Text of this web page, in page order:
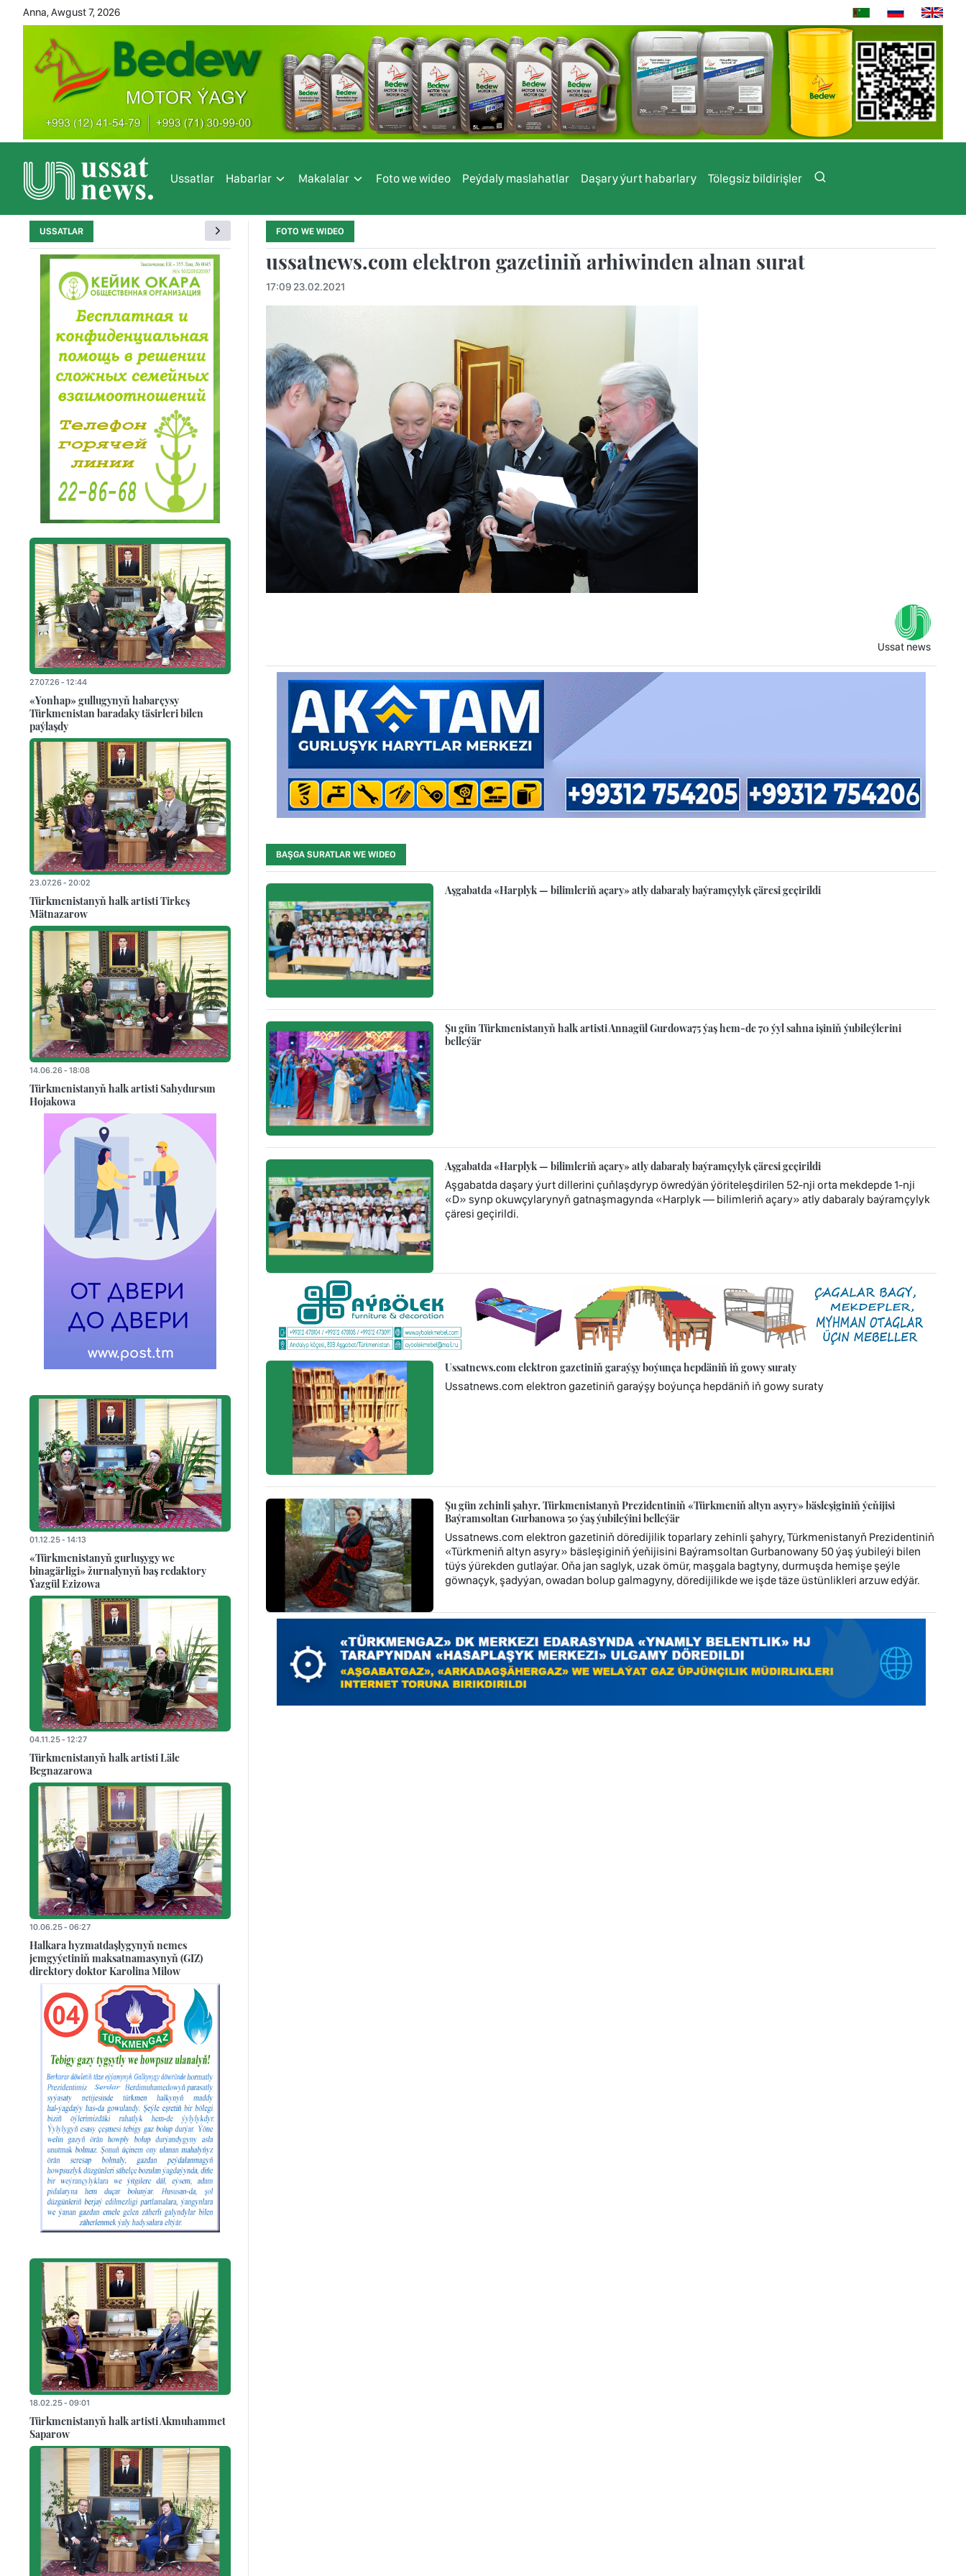
Anna, Awgust 7, 2026
Ussatlar Habarlar Makalalar Foto we wideo Peýdaly maslahatlar Daşary ýurt habarlary Tölegsiz bildirişler
FOTO WE WIDEO
ussatnews.com elektron gazetiniň arhiwinden alnan surat
17:09 23.02.2021
Ussat news
BAŞGA SURATLAR WE WIDEO
Aşgabatda «Harplyk — bilimleriň açary» atly dabaraly baýramçylyk çäresi geçirildi
Şu gün Türkmenistanyň halk artisti Annagül Gurdowa75 ýaş hem-de 70 ýyl sahna işiniň ýubileýlerini
belleýär
Aşgabatda «Harplyk — bilimleriň açary» atly dabaraly baýramçylyk çäresi geçirildi
Aşgabatda daşary ýurt dillerini çuňlaşdyryp öwredýän ýöriteleşdirilen 52-nji orta mekdepde 1-nji
«D» synp okuwçylarynyň gatnaşmagynda «Harplyk — bilimleriň açary» atly dabaraly baýramçylyk
çäresi geçirildi.
Ussatnews.com elektron gazetiniň garaýşy boýunça hepdäniň iň gowy suraty
Ussatnews.com elektron gazetiniň garaýşy boýunça hepdäniň iň gowy suraty
Şu gün zehinli şahyr, Türkmenistanyň Prezidentiniň «Türkmeniň altyn asyry» bäsleşiginiň ýeňijisi
Baýramsoltan Gurbanowa 50 ýaş ýubileýini belleýär
Ussatnews.com elektron gazetiniň döredijilik toparlary zehinli şahyry, Türkmenistanyň Prezidentiniň
«Türkmeniň altyn asyry» bäsleşiginiň ýeňijisini Baýramsoltan Gurbanowany 50 ýaş ýubileýi bilen
tüýs ýürekden gutlaýar. Oňa jan saglyk, uzak ömür, maşgala bagtyny, durmuşda hemişe şeýle
göwnaçyk, şadyýan, owadan bolup galmagyny, döredijilikde we işde täze üstünlikleri arzuw edýär.
USSATLAR
27.07.26 - 12:44
«Yonhap» gullugynyň habarçysy
Türkmenistan baradaky täsirleri bilen
paýlaşdy
23.07.26 - 20:02
Türkmenistanyň halk artisti Tirkeş
Mätnazarow
14.06.26 - 18:08
Türkmenistanyň halk artisti Sahydursun
Hojakowa
01.12.25 - 14:13
«Türkmenistanyň gurluşygy we
binagärligi» žurnalynyň baş redaktory
Ýazgül Ezizowa
04.11.25 - 12:27
Türkmenistanyň halk artisti Läle
Begnazarowa
10.06.25 - 06:27
Halkara hyzmatdaşlygynyň nemes
jemgyýetiniň maksatnamasynyň (GIZ)
direktory doktor Karolina Milow
18.02.25 - 09:01
Türkmenistanyň halk artisti Akmuhammet
Saparow